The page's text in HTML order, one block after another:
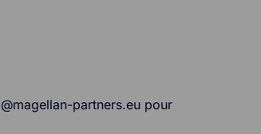
partners.eu pour